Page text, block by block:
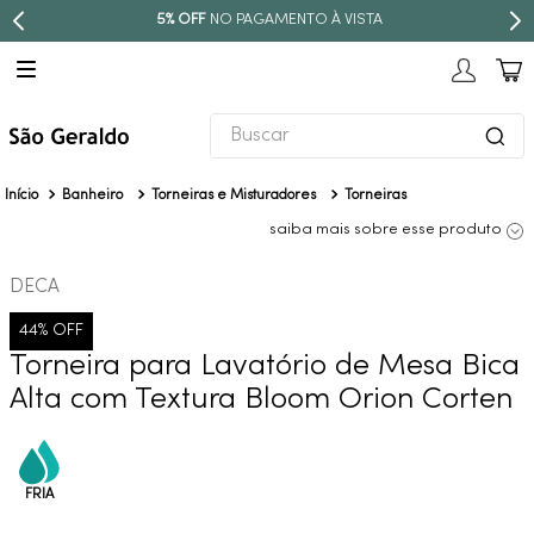
5% OFF NO PAGAMENTO À VISTA
Buscar
Banheiro Torneiras e Misturadores Torneiras
saiba mais sobre esse produto
DECA
44% OFF
Torneira para Lavatório de Mesa Bica
Alta com Textura Bloom Orion Corten
TERMOS MAIS BUSCADOS
4º
atlas
5 º
red gold
7º